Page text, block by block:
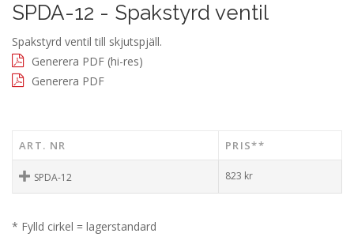
SPDA-12 - Spakstyrd ventil
Spakstyrd ventil till skjutspjäll.
Generera PDF (hi-res)
Generera PDF
ART. NR PRIS**
SPDA-12 823 kr
* Fylld cirkel = lagerstandard